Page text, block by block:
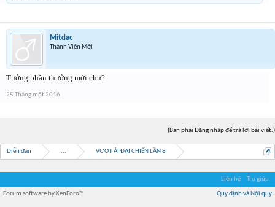
Mitdac
Thành Viên Mới
Tưởng phần thưởng mới chư?
25 Tháng một 2016
(Bạn phải Đăng nhập để trả lời bài viết.)
Diễn đàn ... VƯỢT ẢI ĐẠI CHIẾN LẦN 8
Liên hệ Trợ giúp
Quy định và Nội quy
Forum software by XenForo™